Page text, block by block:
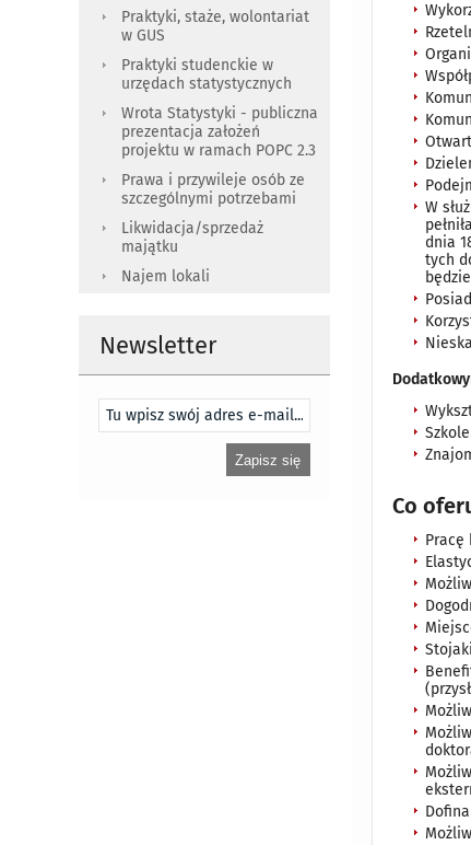
W
dnia
tych
Co
Pracę
Praktyki, staże, wolontariat
w GUS
Praktyki studenckie w
urzędach statystycznych
Wrota Statystyki - publiczna
prezentacja założeń
projektu w ramach POPC 2.3
Prawa i przywileje osób ze
szczególnymi potrzebami
Likwidacja/sprzedaż
majątku
Najem lokali
Newsletter